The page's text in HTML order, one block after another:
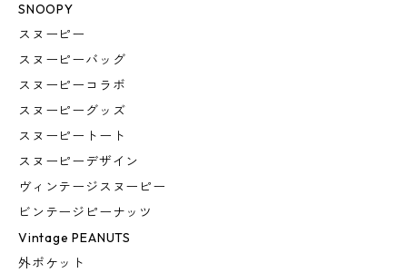
SNOOPY
スヌーピー
スヌーピーバッグ
スヌーピーコラボ
スヌーピーグッズ
スヌーピートート
スヌーピーデザイン
ヴィンテージスヌーピー
ビンテージピーナッツ
Vintage PEANUTS
外ポケット